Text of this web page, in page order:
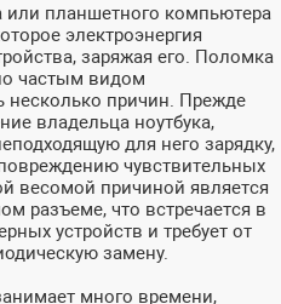
или планшетного компьютера
электроэнергия
заряжая его. Поломка
частым видом
несколько причин. Прежде
владельца ноутбука,
для него зарядку,
чувствительных
весомой причиной является
разъеме, что встречается в
устройств и требует от
замену.
много времени,